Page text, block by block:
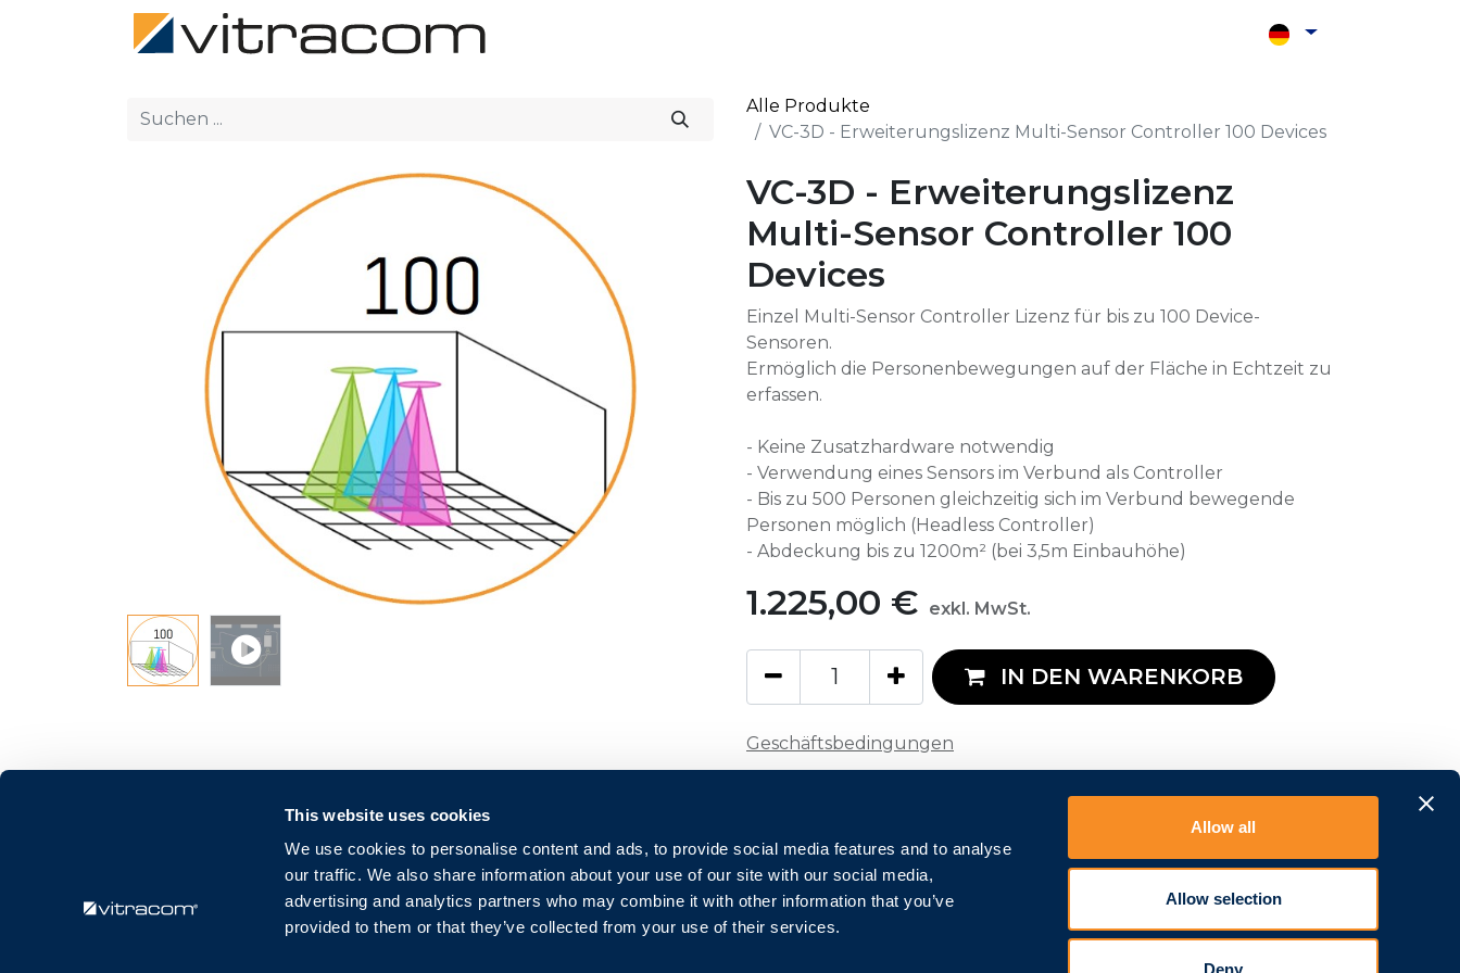
This website uses cookies
We use cookies to personalise content and ads, to provide social media features and to analyse
our traffic. We also share information about your use of our site with our social media,
advertising and analytics partners who may combine it with other information that you’ve
provided to them or that they’ve collected from your use of their services.
Allow all
Allow selection
Deny
Alle Produkte
VC-3D - Erweiterungslizenz Multi-Sensor Controller 100 Devices
VC-3D - Erweiterungslizenz
Multi-Sensor Controller 100
Devices
Einzel Multi-Sensor Controller Lizenz für bis zu 100 Device-
Sensoren.
Ermöglich die Personenbewegungen auf der Fläche in Echtzeit zu
erfassen.
- Keine Zusatzhardware notwendig
- Verwendung eines Sensors im Verbund als Controller
- Bis zu 500 Personen gleichzeitig sich im Verbund bewegende
Personen möglich (Headless Controller)
- Abdeckung bis zu 1200m² (bei 3,5m Einbauhöhe)
1.225,00 € exkl. MwSt.
IN DEN WARENKORB
Geschäftsbedingungen